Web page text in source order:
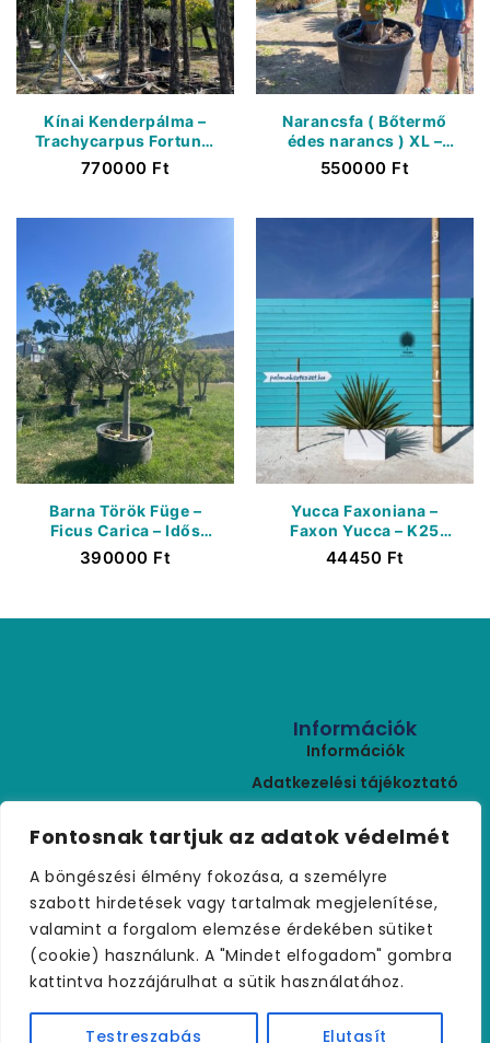
Fontosnak tartjuk az adatok védelmét
A böngészési élmény fokozása, a személyre
szabott hirdetések vagy tartalmak megjelenítése,
valamint a forgalom elemzése érdekében sütiket
(cookie) használunk. A "Mindet elfogadom" gombra
kattintva hozzájárulhat a sütik használatához.
Testreszabás Elutasít
Kínai Kenderpálma –
Trachycarpus Fortunei
– Törzs 550 cm
770000 Ft
Narancsfa ( Bőtermő
édes narancs ) XL –
Citrus Sinensis
550000 Ft
Barna Török Füge –
Ficus Carica – Idős
termő Fügefa –
Törzskerület 40/50
390000 Ft
Yucca Faxoniana –
Faxon Yucca – K25
Liter
44450 Ft
Kapcsolat
+36 (30) 459 9970
palmakerteszet@gmail.com
Információk
Információk
Adatkezelési tájékoztató
Rólunk
Szállítási feltételek
Visszaküldés
Kapcsolat